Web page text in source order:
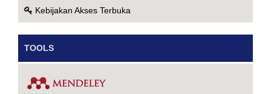
Kebijakan Akses Terbuka
TOOLS